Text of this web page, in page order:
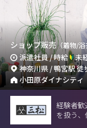
ショップ販売（着物/浴
派遣社員 / 時給 未
神奈川県 / 鴨宮駅 徒
小田原ダイナシティ
経験者
を扱う